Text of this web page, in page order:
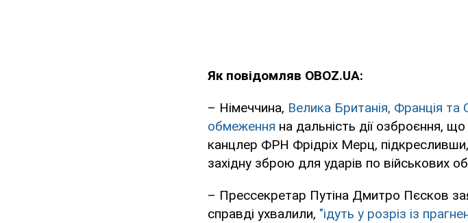
Як повідомляв OBOZ.UA:
– Німеччина, Велика Британія, Франція
обмеження на дальність дії озброєння,
канцлер ФРН Фрідріх Мерц,
західну зброю для ударів по військових
– Прессекретар Путіна Дмитро Пєсков
справді ухвалили, "ідуть у розріз із